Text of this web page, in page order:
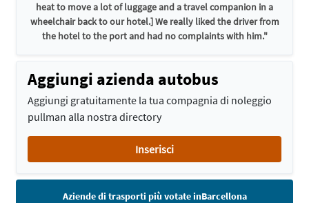
heat to move a lot of luggage and a travel companion in a
wheelchair back to our hotel.] We really liked the driver from
the hotel to the port and had no complaints with him."
Aggiungi azienda autobus
Aggiungi gratuitamente la tua compagnia di noleggio
pullman alla nostra directory
Inserisci
Aziende di trasporti più votate inBarcellona